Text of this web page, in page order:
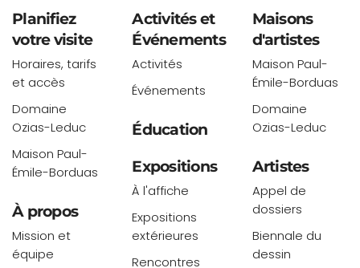
Planifiez
votre visite
Horaires, tarifs
et accès
Domaine
Ozias-Leduc
Maison Paul-
Émile-Borduas
À propos
Mission et
équipe
Activités et
Événements
Activités
Événements
Éducation
Expositions
À l'affiche
Expositions
extérieures
Rencontres
Maisons
d'artistes
Maison Paul-
Émile-Borduas
Domaine
Ozias-Leduc
Artistes
Appel de
dossiers
Biennale du
dessin